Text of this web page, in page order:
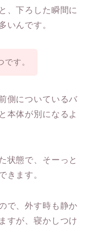
、下ろした瞬間に
いんです。
す。
側についているバ
本体が別になるよ
状態で、そーっと
きます。
で、外す時も静か
すが、寝かしつけ